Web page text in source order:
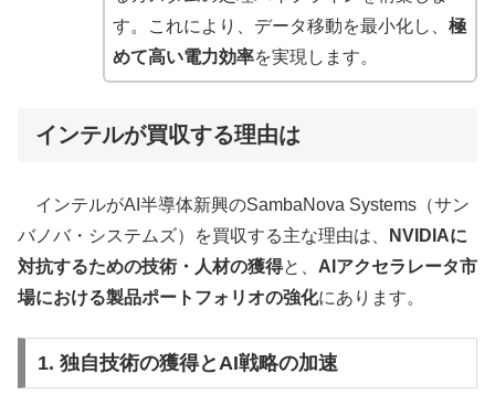
す。これにより、データ移動を最小化し、 極
めて高い電力効率を実現します。
インテルが買収する理由は
インテルがAI半導体新興のSambaNova Systems（サン
バノバ・システムズ）を買収する主な理由は、
NVIDIAに
対抗するための技術・人材の獲得と、 AIアクセラレータ市
場における製品ポートフォリオの強化にあります。
1. 独自技術の獲得とAI戦略の加速